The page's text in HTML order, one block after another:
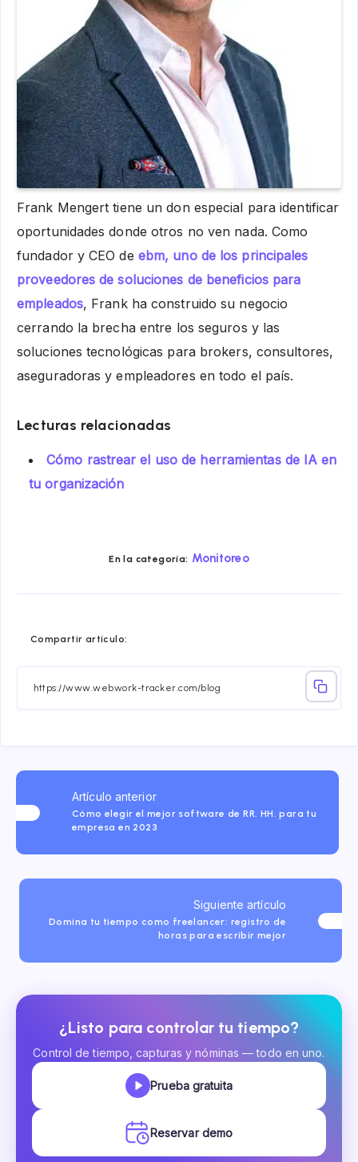
Frank Mengert tiene un don especial para identificar
oportunidades donde otros no ven nada. Como
fundador y CEO de ebm, uno de los principales
proveedores de soluciones de beneficios para
empleados, Frank ha construido su negocio
cerrando la brecha entre los seguros y las
soluciones tecnológicas para brokers, consultores,
aseguradoras y empleadores en todo el país.
Lecturas relacionadas
Cómo rastrear el uso de herramientas de IA en
tu organización
En la categoría: Monitoreo
Compartir artículo:
Email
Artículo anterior
Cómo elegir el mejor software de RR. HH. para tu
empresa en 2023
Siguiente artículo
Domina tu tiempo como freelancer: registro de
horas para escribir mejor
¿Listo para controlar tu tiempo?
Control de tiempo, capturas y nóminas — todo en uno.
Prueba gratuita
Reservar demo